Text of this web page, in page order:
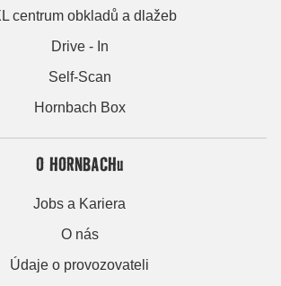
centrum obkladů a dlažeb
Drive - In
Self-Scan
Hornbach Box
O HORNBACHu
Jobs a Kariera
O nás
Údaje o provozovateli